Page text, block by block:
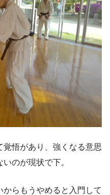
悟があり、強くなる意思
のが現状で下。
らもうやめると入門して